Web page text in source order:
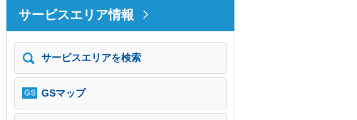
サービスエリア情報
サービスエリアを検索
GSマップ